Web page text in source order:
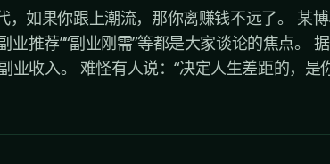
，如果你跟上潮流，那你离赚钱不远了。 某
业推荐”“副业刚需”等都是大家谈论的焦点。
业收入。 难怪有人说：“决定人生差距的，是